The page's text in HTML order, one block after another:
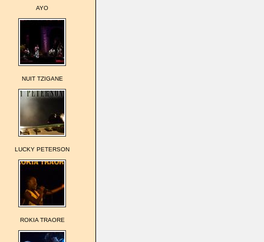
AYO
NUIT TZIGANE
LUCKY PETERSON
ROKIA TRAORE